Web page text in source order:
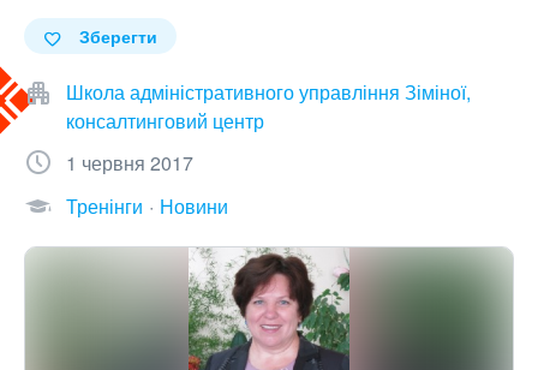
Зберегти
Школа адміністративного управління Зіміної,
консалтинговий центр
1 червня 2017
Тренінги
Новини